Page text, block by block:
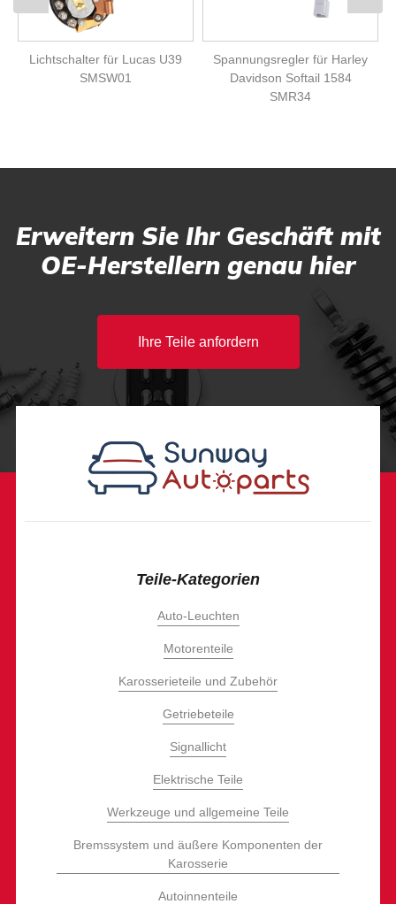
Lichtschalter für Lucas U39
SMSW01
Spannungsregler für Harley
Davidson Softail 1584
SMR34
Erweitern Sie Ihr Geschäft mit
OE-Herstellern genau hier
Ihre Teile anfordern
Teile-Kategorien
Auto-Leuchten
Motorenteile
Karosserieteile und Zubehör
Getriebeteile
Signallicht
Elektrische Teile
Werkzeuge und allgemeine Teile
Bremssystem und äußere Komponenten der
Karosserie
Autoinnenteile